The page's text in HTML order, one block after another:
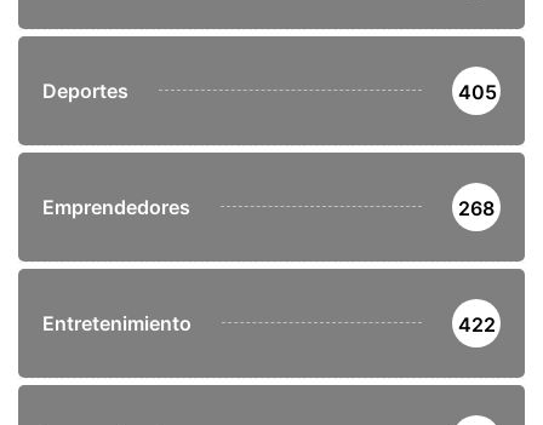
Deportes 405
Emprendedores 268
Entretenimiento 422